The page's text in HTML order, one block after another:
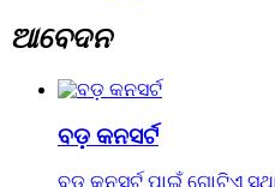
ଆବେଦନ
ବଡ଼ କନସର୍ଟ
ବଡ଼ କନସର୍ଟ ପାଇଁ ଗୋଟିଏ